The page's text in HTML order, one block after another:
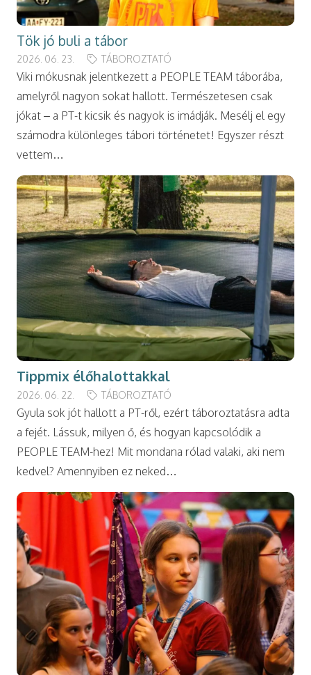
Tök jó buli a tábor
2026. 06. 23. TÁBOROZTATÓ
Viki mókusnak jelentkezett a PEOPLE TEAM táborába,
amelyről nagyon sokat hallott. Természetesen csak
jókat – a PT-t kicsik és nagyok is imádják. Mesélj el egy
számodra különleges tábori történetet! Egyszer részt
vettem…
Tippmix élőhalottakkal
2026. 06. 22. TÁBOROZTATÓ
Gyula sok jót hallott a PT-ről, ezért táboroztatásra adta
a fejét. Lássuk, milyen ő, és hogyan kapcsolódik a
PEOPLE TEAM-hez! Mit mondana rólad valaki, aki nem
kedvel? Amennyiben ez neked…